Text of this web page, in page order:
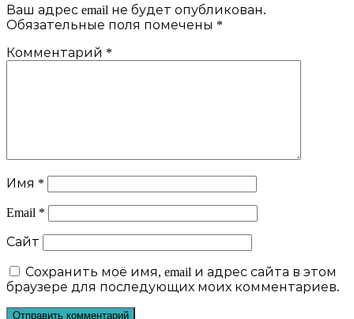
Ваш адрес email не будет опубликован.
Обязательные поля помечены *
Комментарий *
Имя *
Email *
Сайт
Сохранить моё имя, email и адрес сайта в этом
браузере для последующих моих комментариев.